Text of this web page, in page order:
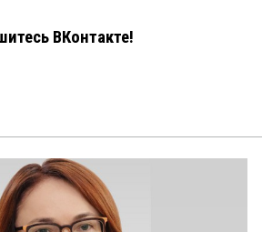
ВКонтакте!